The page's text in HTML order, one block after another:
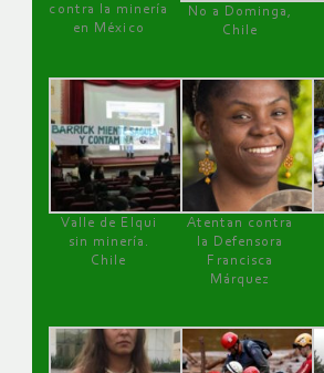
contra la minería
en México
No a Dominga,
Chile
Valle de Elqui
sin minería.
Chile
Atentan contra
la Defensora
Francisca
Márquez